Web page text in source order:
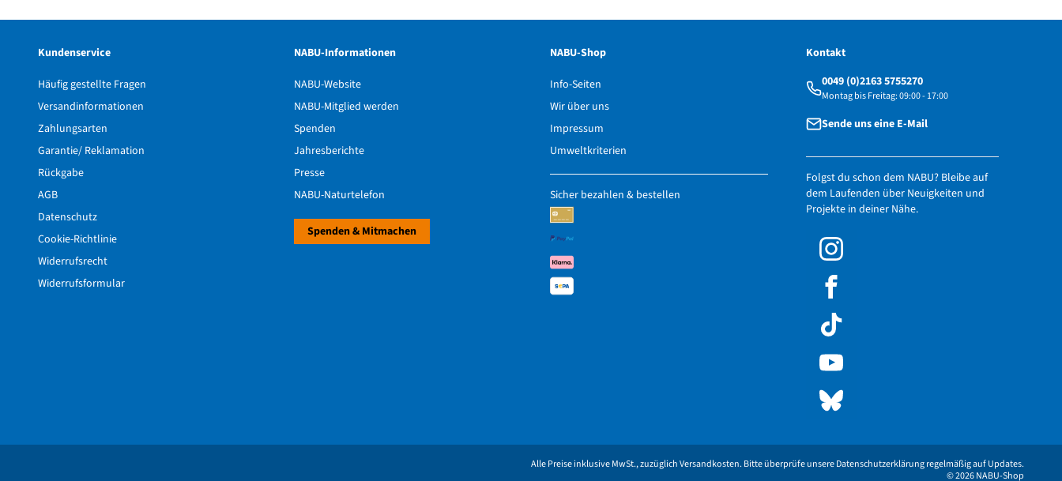
Kundenservice
Häufig gestellte Fragen
Versandinformationen
Zahlungsarten
Garantie/ Reklamation
Rückgabe
AGB
Datenschutz
Cookie-Richtlinie
Widerrufsrecht
Widerrufsformular
NABU-Informationen
NABU-Website
NABU-Mitglied werden
Spenden
Jahresberichte
Presse
NABU-Naturtelefon
Spenden & Mitmachen
NABU-Shop
Info-Seiten
Wir über uns
Impressum
Umweltkriterien
Sicher bezahlen & bestellen
Kontakt
0049 (0)2163 5755270
Montag bis Freitag: 09:00 - 17:00
Sende uns eine E-Mail
Folgst du schon dem NABU? Bleibe auf
dem Laufenden über Neuigkeiten und
Projekte in deiner Nähe.
Alle Preise inklusive MwSt., zuzüglich Versandkosten. Bitte überprüfe unsere Datenschutzerklärung regelmäßig auf Updates.
© 2026 NABU-Shop